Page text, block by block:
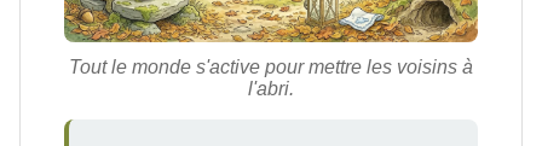
Tout le monde s'active pour mettre les voisins à
l'abri.